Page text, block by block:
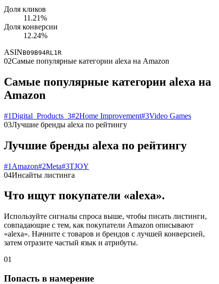
Доля кликов
11.21%
Доля конверсии
12.24%
ASINB09B94RL1R
02Самые популярные категории alexa на Amazon
Самые популярные категории alexa на
Amazon
#1Digital_Products_3#2Home Improvement#3Video Games
03Лучшие бренды alexa по рейтингу
Лучшие бренды alexa по рейтингу
#1 Amazon#2Meta#3TJOY
04Инсайты листинга
Что ищут покупатели «alexa».
Используйте сигналы спроса выше, чтобы писать листинги,
совпадающие с тем, как покупатели Amazon описывают
«alexa». Начните с товаров и брендов с лучшей конверсией,
затем отразите частый язык и атрибуты.
01
Попасть в намерение